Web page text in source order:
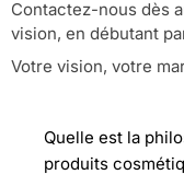
Contactez-nous dès
vision, en débutant
Votre vision, votre
Quelle est la
produits